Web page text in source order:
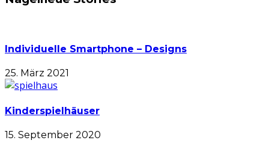
Individuelle Smartphone – Designs
25. März 2021
Kinderspielhäuser
15. September 2020